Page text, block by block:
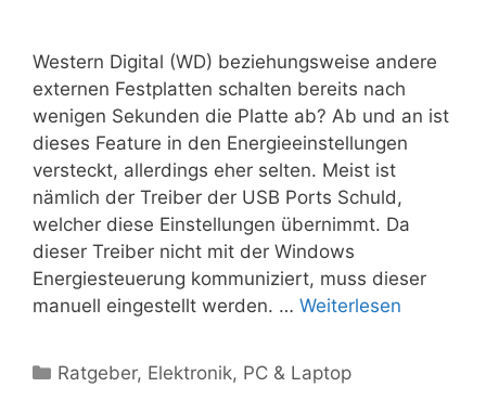
Western Digital (WD) beziehungsweise andere
externen Festplatten schalten bereits nach
wenigen Sekunden die Platte ab? Ab und an ist
dieses Feature in den Energieeinstellungen
versteckt, allerdings eher selten. Meist ist
nämlich der Treiber der USB Ports Schuld,
welcher diese Einstellungen übernimmt. Da
dieser Treiber nicht mit der Windows
Energiesteuerung kommuniziert, muss dieser
manuell eingestellt werden. … Weiterlesen
Kategorien
Ratgeber, Elektronik, PC & Laptop